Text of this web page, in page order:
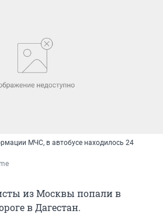
МЧС, в автобусе находилось 24
из Москвы попали в
в Дагестан.